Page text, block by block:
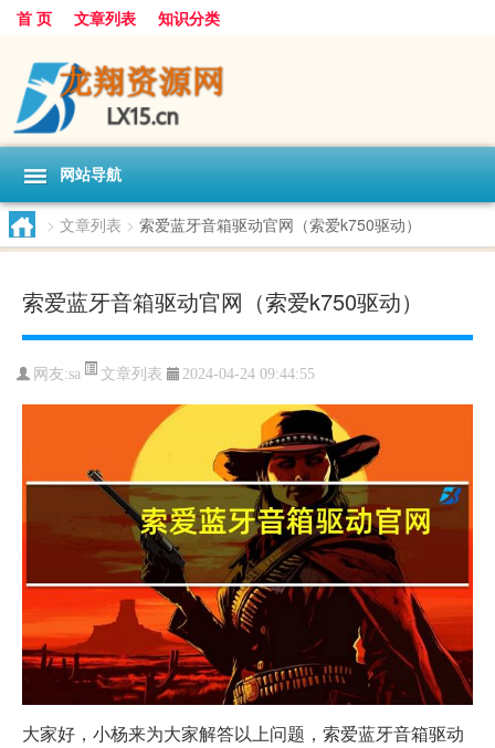
首 页 文章列表 知识分类
网站导航
> 文章列表 > 索爱蓝牙音箱驱动官网（索爱k750驱动）
索爱蓝牙音箱驱动官网（索爱k750驱动）
网友:sa 文章列表 2024-04-24 09:44:55
大家好，小杨来为大家解答以上问题，索爱蓝牙音箱驱动